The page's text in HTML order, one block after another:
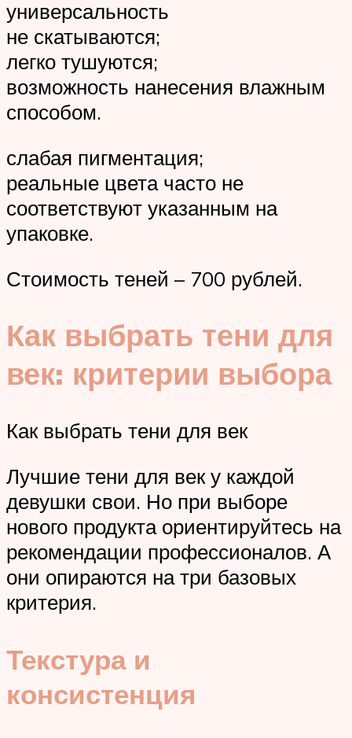
универсальность
не скатываются;
легко тушуются;
возможность нанесения влажным
способом.
слабая пигментация;
реальные цвета часто не
соответствуют указанным на
упаковке.
Стоимость теней – 700 рублей.
Как выбрать тени для
век: критерии выбора
Как выбрать тени для век
Лучшие тени для век у каждой
девушки свои. Но при выборе
нового продукта ориентируйтесь на
рекомендации профессионалов. А
они опираются на три базовых
критерия.
Текстура и
консистенция